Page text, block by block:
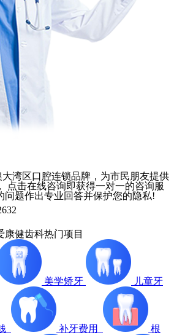
湾区口腔连锁品牌，为市民朋友提供
点击在线咨询即获得一对一的咨询服
问题作出专业回答并保护您的隐私!
康健齿科热门项目
美学矫牙 儿童牙
补牙费用 根